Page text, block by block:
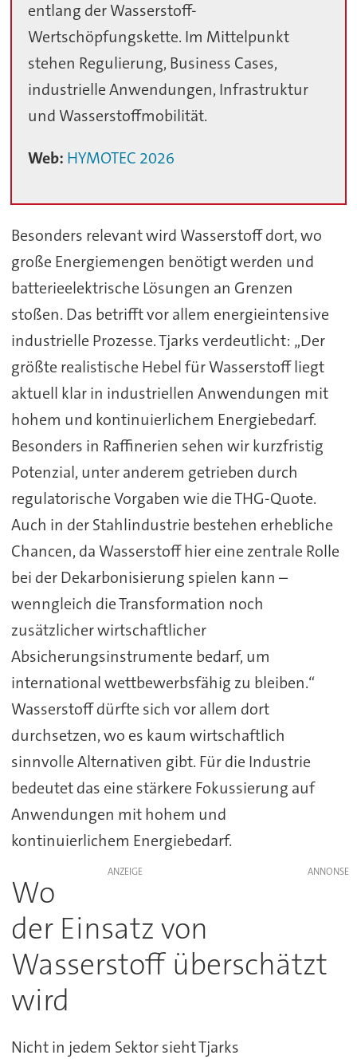
entlang der Wasserstoff-
Wertschöpfungskette. Im Mittelpunkt
stehen Regulierung, Business Cases,
industrielle Anwendungen, Infrastruktur
und Wasserstoffmobilität.
Web: HYMOTEC 2026
Besonders relevant wird Wasserstoff dort, wo
große Energiemengen benötigt werden und
batterieelektrische Lösungen an Grenzen
stoßen. Das betrifft vor allem energieintensive
industrielle Prozesse. Tjarks verdeutlicht: „Der
größte realistische Hebel für Wasserstoff liegt
aktuell klar in industriellen Anwendungen mit
hohem und kontinuierlichem Energiebedarf.
Besonders in Raffinerien sehen wir kurzfristig
Potenzial, unter anderem getrieben durch
regulatorische Vorgaben wie die THG-Quote.
Auch in der Stahlindustrie bestehen erhebliche
Chancen, da Wasserstoff hier eine zentrale Rolle
bei der Dekarbonisierung spielen kann –
wenngleich die Transformation noch
zusätzlicher wirtschaftlicher
Absicherungsinstrumente bedarf, um
international wettbewerbsfähig zu bleiben.“
Wasserstoff dürfte sich vor allem dort
durchsetzen, wo es kaum wirtschaftlich
sinnvolle Alternativen gibt. Für die Industrie
bedeutet das eine stärkere Fokussierung auf
Anwendungen mit hohem und
kontinuierlichem Energiebedarf.
ANZEIGE
Wo
der Einsatz von
Wasserstoff überschätzt
wird
Nicht in jedem Sektor sieht Tjarks